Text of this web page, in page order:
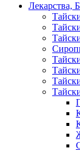
Лекарства,